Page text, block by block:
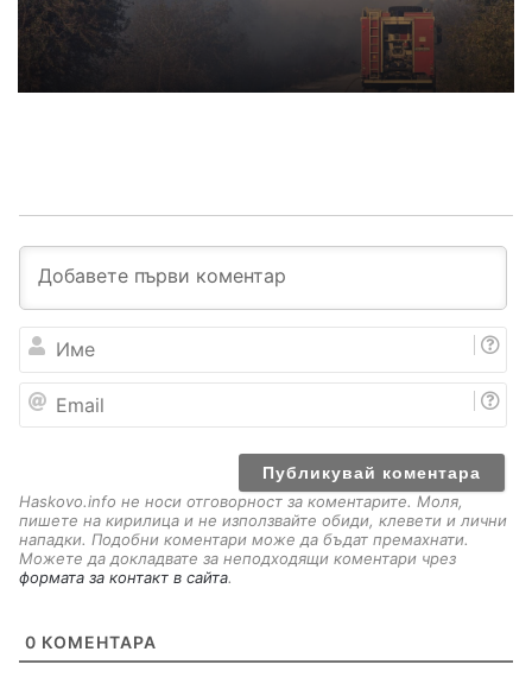
е
E
a
Haskovo.info не носи отговорност за коментарите. Моля,
пишете на кирилица и не използвайте обиди, клевети и лични
нападки. Подобни коментари може да бъдат премахнати.
Можете да докладвате за неподходящи коментари чрез
формата за контакт в сайта.
0 КОМЕНТАРА